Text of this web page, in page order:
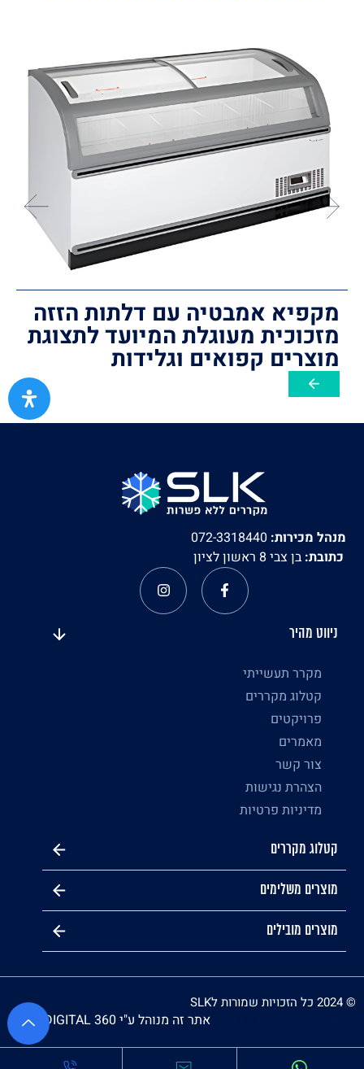
מקפיא אמבטיה עם דלתות הזזה
מזכוכית מעוגלת המיועד לתצוגת
מוצרים קפואים וגלידות
מנהל מכירות: 072-3318440
כתובת: בן צבי 8 ראשון לציון
ניווט מהיר
מקרר תעשייתי
קטלוג מקררים
פרויקטים
מאמרים
צור קשר
הצהרת נגישות
מדיניות פרטיות
קטלוג מקררים
מוצרים משלימים
מוצרים מובילים
אתר זה מנוהל ע"י CK DIGITAL 360 ❤️
© 2024 כל הזכויות שמורות לSLK